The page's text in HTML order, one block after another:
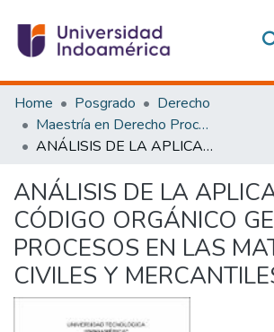
Communities & Collections
All of DSpace
Statistics
Estadísticas Externas
Home Posgrado
Derecho
Maestría en Derecho Procesal, Mención Derecho Civil
ANÁLISIS DE LA APLICACIÓN DEL CÓDIGO ORGÁNICO GENERAL DE PROCESOS EN LAS MATERIAS CIVILES Y MERCANTILES
ANÁLISIS DE LA
CÓDIGO ORGÁNICO
PROCESOS EN LAS
CIVILES Y